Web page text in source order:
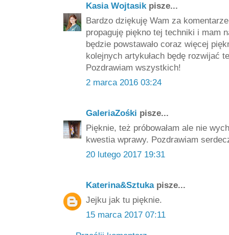
Kasia Wojtasik pisze...
Bardzo dziękuję Wam za
propaguję piękno tej techniki i mam
będzie powstawało coraz więcej
kolejnych artykułach będę rozwijać
Pozdrawiam wszystkich!
2 marca 2016 03:24
GaleriaZośki pisze...
Pięknie, też próbowałam ale nie
kwestia wprawy. Pozdrawiam
20 lutego 2017 19:31
Katerina&Sztukapisze...
Jejku jak tu pięknie.
15 marca 2017 07:11